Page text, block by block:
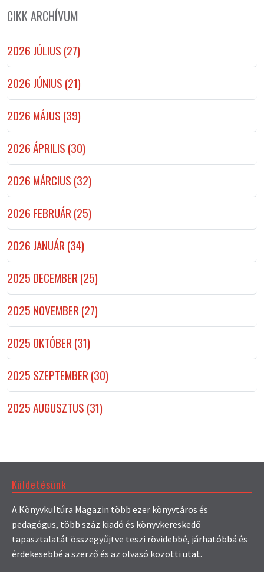
CIKK ARCHÍVUM
2026 JÚLIUS (27)
2026 JÚNIUS (21)
2026 MÁJUS (39)
2026 ÁPRILIS (30)
2026 MÁRCIUS (32)
2026 FEBRUÁR (25)
2026 JANUÁR (34)
2025 DECEMBER (25)
2025 NOVEMBER (27)
2025 OKTÓBER (31)
2025 SZEPTEMBER (30)
2025 AUGUSZTUS (31)
Küldetésünk
A Könyvkultúra Magazin több ezer könyvtáros és
pedagógus, több száz kiadó és könyvkereskedő
tapasztalatát összegyűjtve teszi rövidebbé, járhatóbbá és
érdekesebbé a szerző és az olvasó közötti utat.